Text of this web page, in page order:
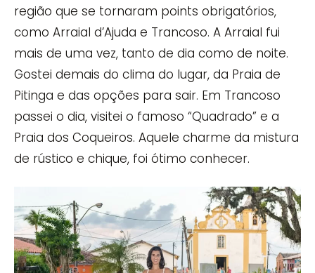
região que se tornaram points obrigatórios,
como Arraial d’Ajuda e Trancoso. A Arraial fui
mais de uma vez, tanto de dia como de noite.
Gostei demais do clima do lugar, da Praia de
Pitinga e das opções para sair. Em Trancoso
passei o dia, visitei o famoso “Quadrado” e a
Praia dos Coqueiros. Aquele charme da mistura
de rústico e chique, foi ótimo conhecer.